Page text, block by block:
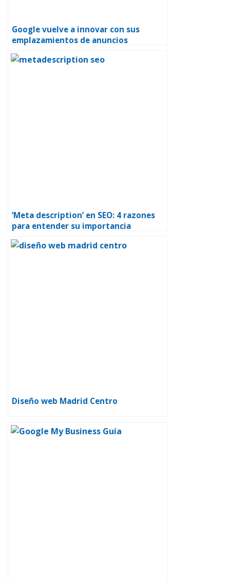
Google vuelve a innovar con sus
emplazamientos de anuncios
‘Meta description’ en SEO: 4 razones
para entender su importancia
Diseño web Madrid Centro